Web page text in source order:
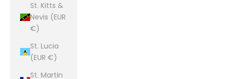
St. Kitts &
Nevis (EUR
€)
St. Lucia
(EUR €)
St. Martin